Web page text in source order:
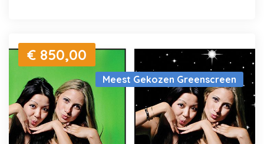
Meest Gekozen Greenscreen
€ 850,00